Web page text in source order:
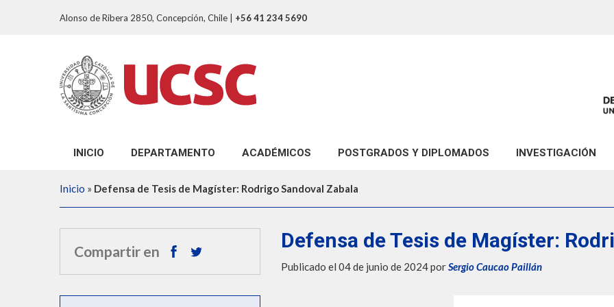
Alonso de Ribera 2850, Concepción, Chile | +56 41 234 5690
INICIO DEPARTAMENTO
Reseña Histórica
Misión
ACADÉMICOS
Área Física
Planta Adjunta
POSTGRADOS Y DIPLOMADOS
Magíster en Matemática Aplicada (M2A)
Diplomado en Actualización Disciplinar en Matemáticas según
INVESTIGACIÓN
Proyectos de
Publicaciones
Inicio » Defensa de Tesis de Magíster: Rodrigo Sandoval Zabala
Defensa de Tesis de Magíster:
Publicado el 04 de junio de 2024porSergio Caucao Paillán
Compartir en